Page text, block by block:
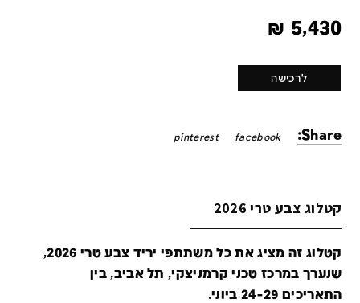
5,430
₪
לרכישה
Share:
facebook
pinterest
קטלוג צבע טרי 2026
קטלוג זה מציג את כל משתתפי יריד צבע טרי 2026,
שנערך במרכז טכני קרמניצקי, תל אביב, בין
התאריכים 24-29 ביוני.